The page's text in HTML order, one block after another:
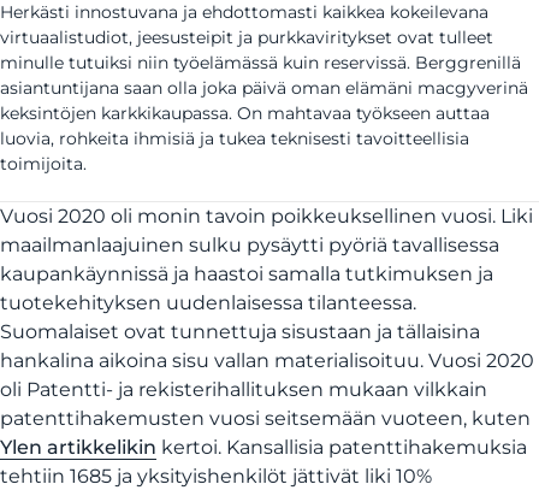
Herkästi innostuvana ja ehdottomasti kaikkea kokeilevana
virtuaalistudiot, jeesusteipit ja purkkaviritykset ovat tulleet
minulle tutuiksi niin työelämässä kuin reservissä. Berggrenillä
asiantuntijana saan olla joka päivä oman elämäni macgyverinä
keksintöjen karkkikaupassa. On mahtavaa työkseen auttaa
luovia, rohkeita ihmisiä ja tukea teknisesti tavoitteellisia
toimijoita.
Vuosi 2020 oli monin tavoin poikkeuksellinen vuosi. Liki
maailmanlaajuinen sulku pysäytti pyöriä tavallisessa
kaupankäynnissä ja haastoi samalla tutkimuksen ja
tuotekehityksen uudenlaisessa tilanteessa.
Suomalaiset ovat tunnettuja sisustaan ja tällaisina
hankalina aikoina sisu vallan materialisoituu. Vuosi 2020
oli Patentti- ja rekisterihallituksen mukaan vilkkain
patenttihakemusten vuosi seitsemään vuoteen, kuten
Ylen artikkelikin kertoi. Kansallisia patenttihakemuksia
tehtiin 1685 ja yksityishenkilöt jättivät liki 10%